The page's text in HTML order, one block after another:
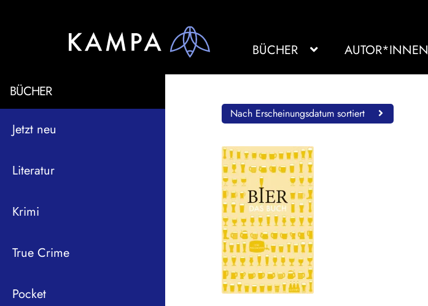
BÜCHER AUTOR*INNEN
BÜCHER
Jetzt neu
Literatur
Krimi
True Crime
Pocket
Nach Erscheinungsdatum sortiert